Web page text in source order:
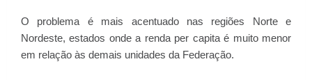
O problema é mais acentuado nas regiões Norte e
Nordeste, estados onde a renda per capita é muito menor
em relação às demais unidades da Federação.